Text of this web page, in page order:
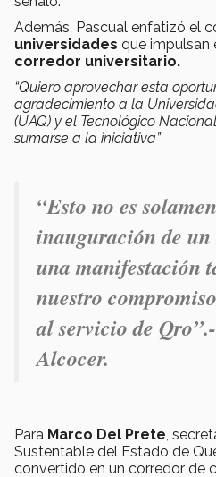
Además, Pascual enfatizó el
universidades que impulsan
corredor universitario.
“Quiero aprovechar esta
agradecimiento a la
(UAQ) y el Tecnológico
sumarse a la iniciativa”
“Esto no es
inauguración de un
una manifestación
nuestro
al servicio de
Alcocer.
Para Marco Del Prete ,
Sustentable del Estado de
convertido en un corredor de